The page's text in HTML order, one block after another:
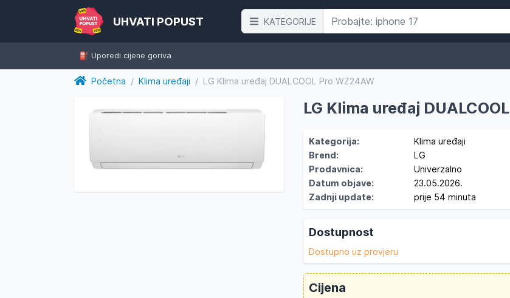
UHVATI POPUST KATEGORIJE
⛽️ Uporedi cijene goriva
Početna / Klima uređaji / LG Klima uređaj DUALCOOL Pro WZ24AW
LG Klima uređaj
Kategorija:
Klima uređaji
Brend:
LG
Prodavnica:
Univerzalno
Datum objave:
23.05.2026.
Zadnji update:
prije 54 minuta
Dostupnost
Dostupno uz provjeru
Cijena